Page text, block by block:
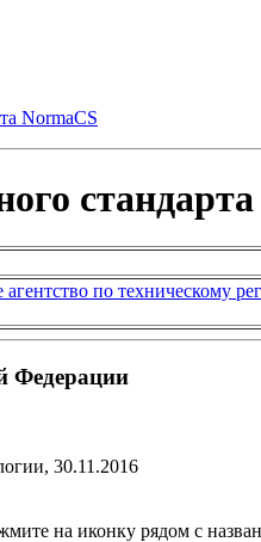
NormaCS
агентство по техническому
Федерации
30.11.2016
на иконку рядом с